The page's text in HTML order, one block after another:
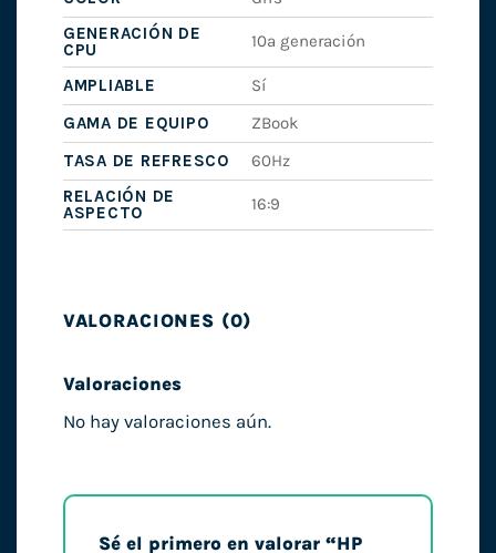
GENERACIÓN DE
CPU
10ª generación
AMPLIABLE
Sí
GAMA DE EQUIPO
ZBook
TASA DE REFRESCO
60Hz
RELACIÓN DE
ASPECTO
16:9
VALORACIONES (0)
Valoraciones
No hay valoraciones aún.
Sé el primero en valorar “HP